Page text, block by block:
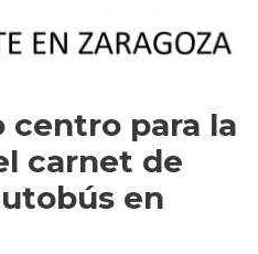
centro para la
carnet de
en